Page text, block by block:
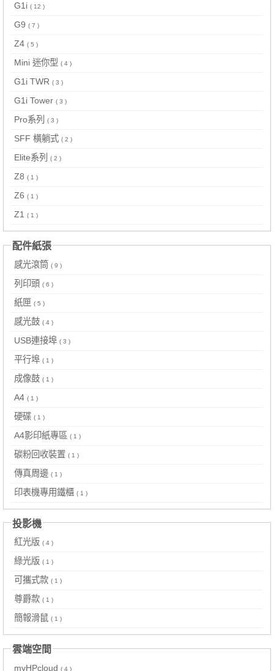
G1i ( 12 )
G9 ( 7 )
Z4 ( 5 )
Mini 迷你型 ( 4 )
G1i TWR ( 3 )
G1i Tower ( 3 )
Pro系列 ( 3 )
SFF 橫躺式 ( 2 )
Elite系列 ( 2 )
Z8 ( 1 )
Z6 ( 1 )
Z1 ( 1 )
配件紙張
感光滾筒 ( 9 )
列印頭 ( 6 )
紙匣 ( 5 )
感光鼓 ( 4 )
USB連接埠 ( 3 )
平行埠 ( 1 )
成像鼓 ( 1 )
A4 ( 1 )
硬碟 ( 1 )
A4影印紙專區 ( 1 )
碳粉回收裝置 ( 1 )
傳真周邊 ( 1 )
印表機專用鐵櫃 ( 1 )
投影機
紅光版 ( 4 )
綠光版 ( 1 )
可攜式款 ( 1 )
尊爵款 ( 1 )
簡報滑鼠 ( 1 )
雲端空間
myHPcloud ( 4 )